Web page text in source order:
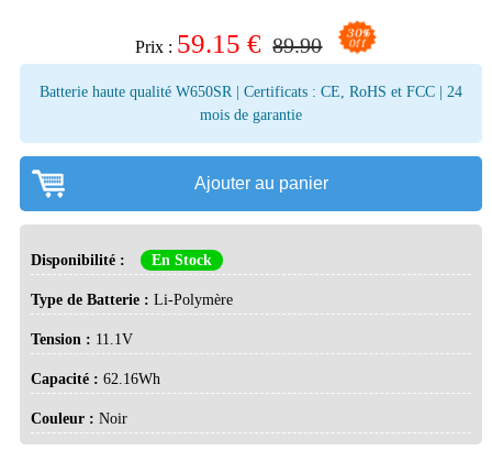
Prix : 59.15€ 89.90
Batterie haute qualité W650SR | Certificats : CE, RoHS et FCC | 24
mois de garantie
Ajouter au panier
Disponibilité : En Stock
Type de Batterie :Li-Polymère
Tension : 11.1V
Capacité :62.16Wh
Couleur :Noir